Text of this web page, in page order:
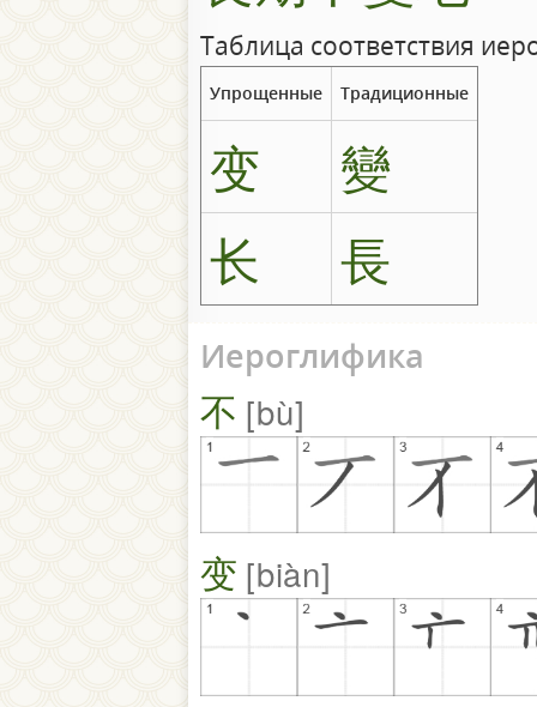
Таблица соответствия
Упрощенные Традиционные
变
變
长
長
Иероглифика
不 bù
变 biàn